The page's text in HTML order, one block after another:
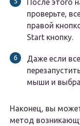
После этого
проверьте,
правой
Start кнопку.
Даже если
мыши и
Наконец, вы
метод